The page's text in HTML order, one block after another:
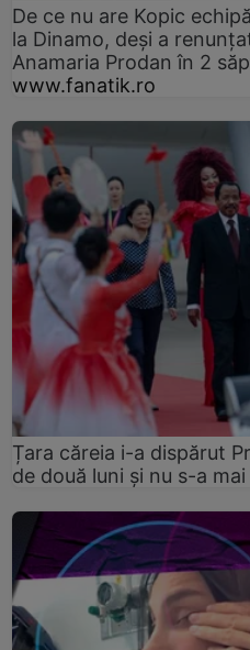
De ce nu are Kopic
la Dinamo, deși a
Anamaria Prodan în 2
www.fanatik.ro
Țara căreia i-a dispărut
de două luni și nu s-a